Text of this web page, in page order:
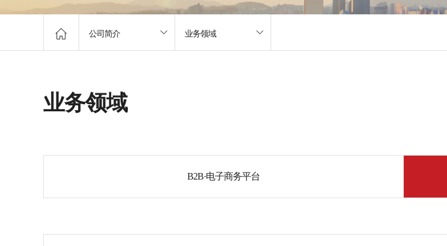
公司简介 业务领域
业务领域
B2B·电子商务平台